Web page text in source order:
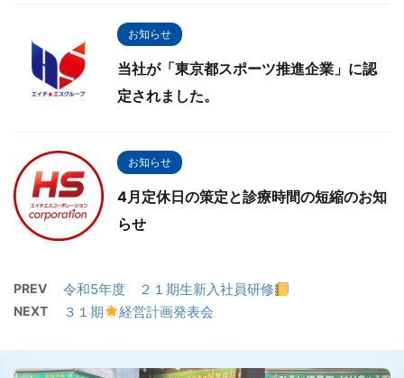
お知らせ
当社が「東京都スポーツ推進企業」に認
定されました。
お知らせ
4月定休日の策定と診療時間の短縮のお知
らせ
PREV 令和5年度 ２１期生新入社員研修
NEXT ３１期 経営計画発表会